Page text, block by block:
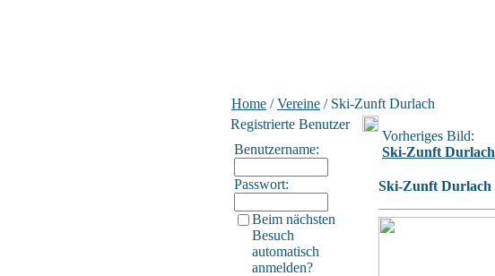
Home /Vereine / Ski-Zunft Durlach
Registrierte Benutzer
Benutzername:
Passwort:
Beim nächsten
Besuch
automatisch
anmelden?
Vorheriges Bild:
Ski-Zunft Durlach
Ski-Zunft Durlach